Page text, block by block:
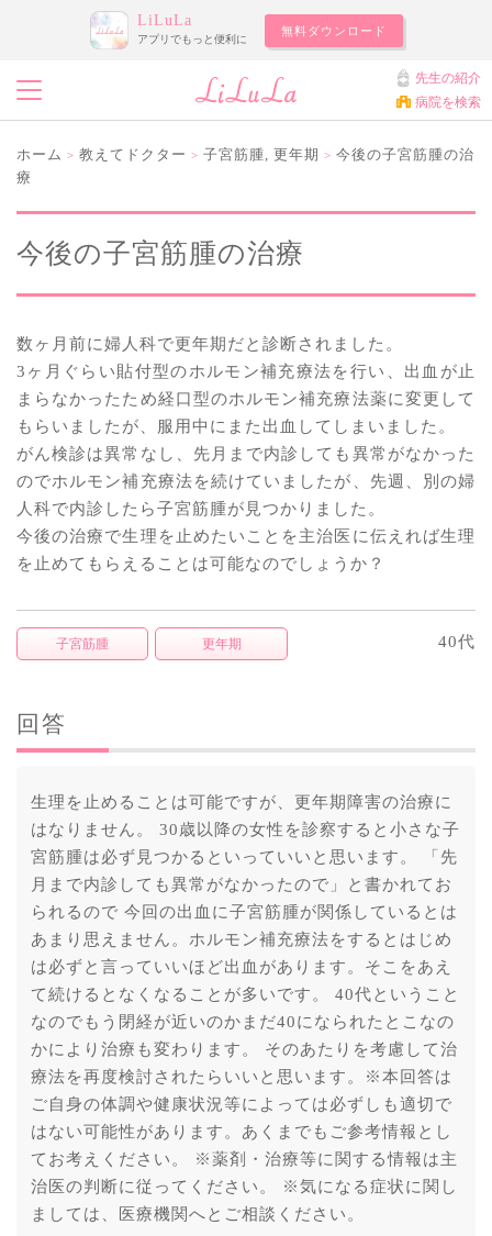
LiLuLa
アプリでもっと便利に
無料ダウンロード
先生の紹介
病院を検索
ホーム > 教えてドクター > 子宮筋腫, 更年期 > 今後の子宮筋腫の治
療
今後の子宮筋腫の治療
数ヶ月前に婦人科で更年期だと診断されました。
3ヶ月ぐらい貼付型のホルモン補充療法を行い、出血が止
まらなかったため経口型のホルモン補充療法薬に変更して
もらいましたが、服用中にまた出血してしまいました。
がん検診は異常なし、先月まで内診しても異常がなかった
のでホルモン補充療法を続けていましたが、先週、別の婦
人科で内診したら子宮筋腫が見つかりました。
今後の治療で生理を止めたいことを主治医に伝えれば生理
を止めてもらえることは可能なのでしょうか？
子宮筋腫 更年期 40代
回答
生理を止めることは可能ですが、更年期障害の治療に
はなりません。 30歳以降の女性を診察すると小さな子
宮筋腫は必ず見つかるといっていいと思います。 「先
月まで内診しても異常がなかったので」と書かれてお
られるので 今回の出血に子宮筋腫が関係しているとは
あまり思えません。ホルモン補充療法をするとはじめ
は必ずと言っていいほど出血があります。そこをあえ
て続けるとなくなることが多いです。 40代ということ
なのでもう閉経が近いのかまだ40になられたとこなの
かにより治療も変わります。 そのあたりを考慮して治
療法を再度検討されたらいいと思います。※本回答は
ご自身の体調や健康状況等によっては必ずしも適切で
はない可能性があります。あくまでもご参考情報とし
てお考えください。 ※薬剤・治療等に関する情報は主
治医の判断に従ってください。 ※気になる症状に関し
ましては、医療機関へとご相談ください。